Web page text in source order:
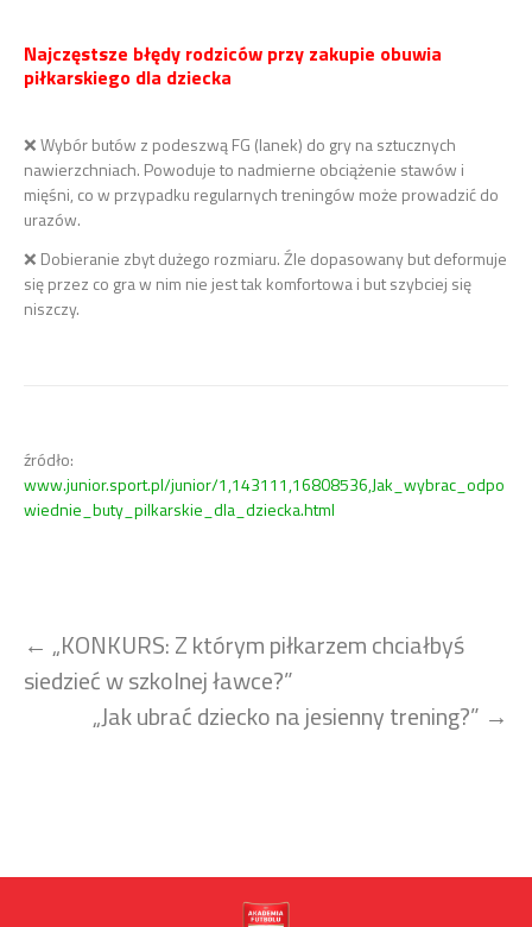
Najczęstsze błędy rodziców przy zakupie obuwia
piłkarskiego dla dziecka
❌ Wybór butów z podeszwą FG (lanek) do gry na sztucznych
nawierzchniach. Powoduje to nadmierne obciążenie stawów i
mięśni, co w przypadku regularnych treningów może prowadzić do
urazów.
❌ Dobieranie zbyt dużego rozmiaru. Źle dopasowany but deformuje
się przez co gra w nim nie jest tak komfortowa i but szybciej się
niszczy.
źródło:
www.junior.sport.pl/junior/1,143111,16808536,Jak_wybrac_odpo
wiednie_buty_pilkarskie_dla_dziecka.html
Zobacz
wpisy
← „KONKURS: Z którym piłkarzem chciałbyś
siedzieć w szkolnej ławce?”
„Jak ubrać dziecko na jesienny trening?” →